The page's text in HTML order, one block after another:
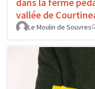
vallée de
Le Moulin de Souvres